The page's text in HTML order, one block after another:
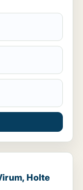
eller Nærum m.fl.
Holte